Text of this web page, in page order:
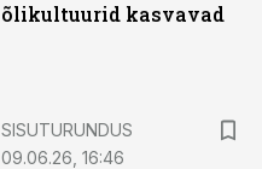
õlikultuurid kasvavad
SISUTURUNDUS
09.06.26, 16:46